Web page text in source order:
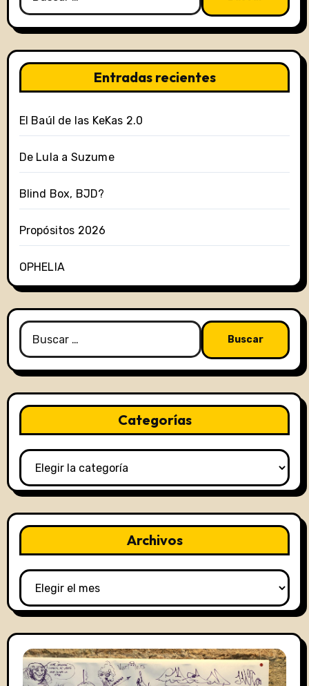
Entradas recientes
El Baúl de las KeKas 2.0
De Lula a Suzume
Blind Box, BJD?
Propósitos 2026
OPHELIA
Buscar:
Categorías
Categorías
Archivos
Archivos